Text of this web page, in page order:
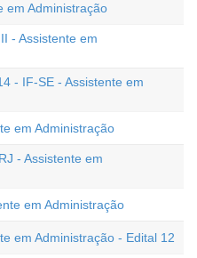
em Administração
- Assistente em
- IF-SE - Assistente em
em Administração
- Assistente em
em Administração
em Administração - Edital 12